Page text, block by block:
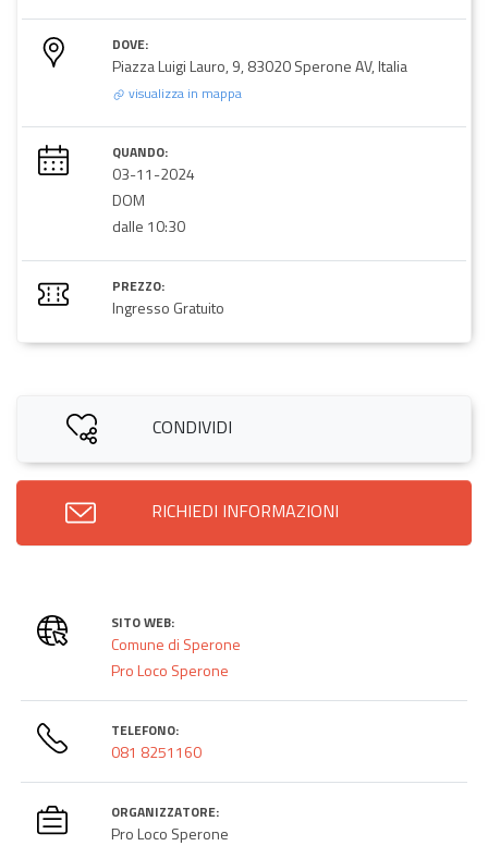
DOVE:
Piazza Luigi Lauro, 9, 83020 Sperone AV, Italia
visualizza in mappa
QUANDO:
03-11-2024
DOM
dalle 10:30
PREZZO:
Ingresso Gratuito
CONDIVIDI
RICHIEDI INFORMAZIONI
SITO WEB:
Comune di Sperone
Pro Loco Sperone
TELEFONO:
081 8251160
ORGANIZZATORE:
Pro Loco Sperone